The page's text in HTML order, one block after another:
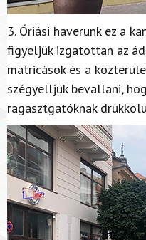
3. Óriási haverunk ez a
figyeljük izgatottan az
matricások és a
szégyelljük bevallani,
ragasztgatóknak